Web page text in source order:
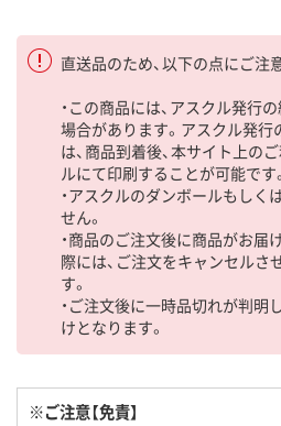
直送品のため、以下の点にご注
・この商品には、アスクル発行
場合があります。アスクル発
は、商品到着後、本サイト上の
ルにて印刷することが可能です。
・アスクルのダンボールもしく
せん。
・商品のご注文後に商品がお届
際には、ご注文をキャンセルさ
す。
・ご注文後に一時品切れが判明
けとなります。
※ご注意【免責】